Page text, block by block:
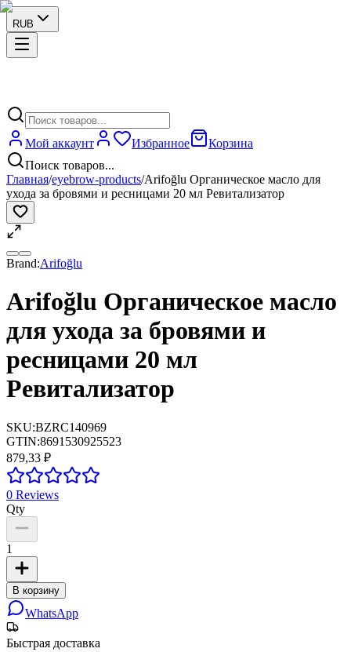
RUB
Мой аккаунт Избранное
Корзина
Поиск товаров...
Главная/eyebrow-products/Arifoğlu Органическое масло для
ухода за бровями и ресницами 20 мл Ревитализатор
Brand:Arifoğlu
Arifoğlu Органическое масло
для ухода за бровями и
ресницами 20 мл
Ревитализатор
SKU:BZRC140969
GTIN:8691530925523
879,33 ₽
0 Reviews
Qty
1
В корзину
WhatsApp
Быстрая доставка